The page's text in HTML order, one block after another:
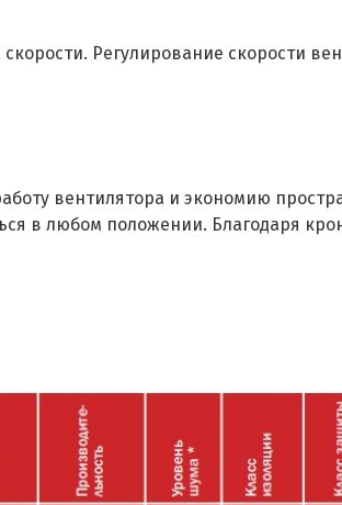
Регулирование скорости
вентилятора и экономию
в любом положении. Благодаря